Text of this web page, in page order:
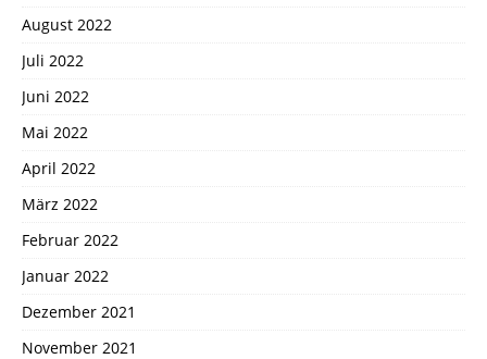
August 2022
Juli 2022
Juni 2022
Mai 2022
April 2022
März 2022
Februar 2022
Januar 2022
Dezember 2021
November 2021